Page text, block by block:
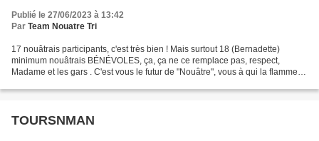
Publié le 27/06/2023 à 13:42
Par Team Nouatre Tri
17 nouâtrais participants, c'est très bien ! Mais surtout 18 (Bernadette)
minimum nouâtrais BÉNÉVOLES, ça, ça ne ce remplace pas, respect,
Madame et les gars . C'est vous le futur de "Nouâtre", vous à qui la flamme a
TOURSNMAN